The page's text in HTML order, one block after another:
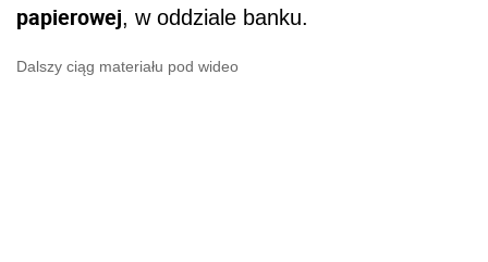
papierowej, w oddziale banku.
Dalszy ciąg materiału pod wideo